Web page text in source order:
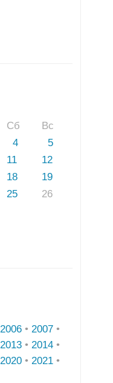
Сб
Вс
4
5
11
12
18
19
25
26
2006 • 2007 •
2013 • 2014 •
2020 • 2021 •